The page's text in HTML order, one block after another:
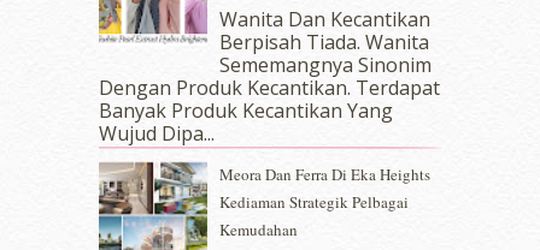
March 2017(14)
February 2017(8)
December 2016(15)
November 2016(14)
October 2016(22)
September 2016 (20)
August 2016(19)
(11)
Wanita Dan Kecantikan
Berpisah Tiada. Wanita
Sememangnya Sinonim
Dengan Produk Kecantikan. Terdapat
Banyak Produk Kecantikan Yang
Wujud Dipa...
Meora Dan Ferra Di Eka Heights
Kediaman Strategik Pelbagai
Kemudahan